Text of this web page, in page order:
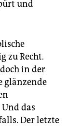
und
zu Recht.
in der
glänzende
das
Der letzte